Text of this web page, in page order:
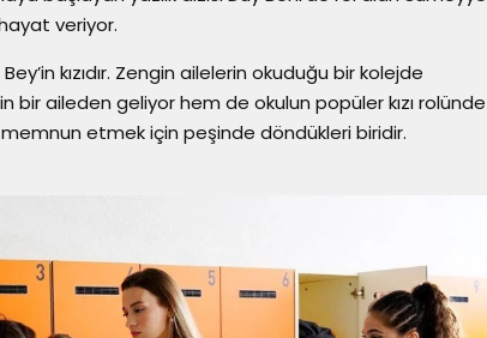
veriyor.
kızıdır. Zengin ailelerin okuduğu bir kolejde
bir aileden geliyor hem de okulun popüler kızı rolünde
etmek için peşinde döndükleri biridir.